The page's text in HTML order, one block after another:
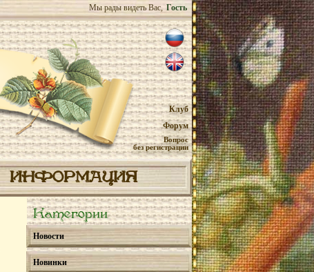
Мы рады видеть Вас, Гость
Клуб
Форум
Вопрос
без регистрации
ИНФОРМАЦИЯ
Категории
Новости
Новинки